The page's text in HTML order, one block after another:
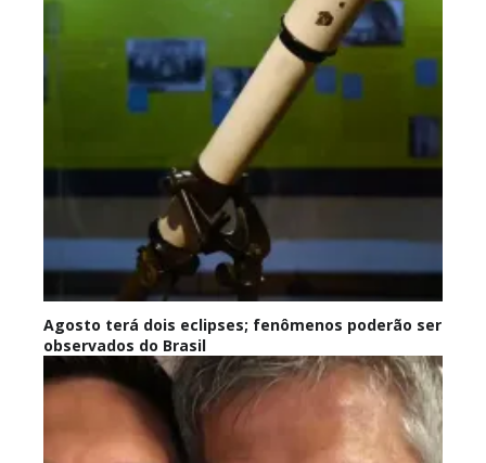
Agosto terá dois eclipses; fenômenos poderão ser
observados do Brasil